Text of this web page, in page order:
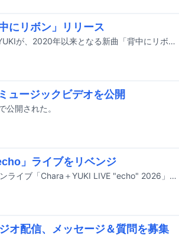
にリボン」リリース
CharaとYUKIによるコラボレーションユニットChara＋YUKIが、2020年以来となる新曲「背中にリボン」を2月11日にリリースすることを発表。合わせて最新のアーティスト写真を公開した。
ュージックビデオを公開
開された。
」ライブをリベンジ
CharaとYUKIのコラボユニット、Chara＋YUKIのワンマンライブ「Chara＋YUKI LIVE "echo" 2026」が5月5日と6日に東京・東京ガーデンシアターにて開催される。
オ配信、メッセージ＆質問を募集